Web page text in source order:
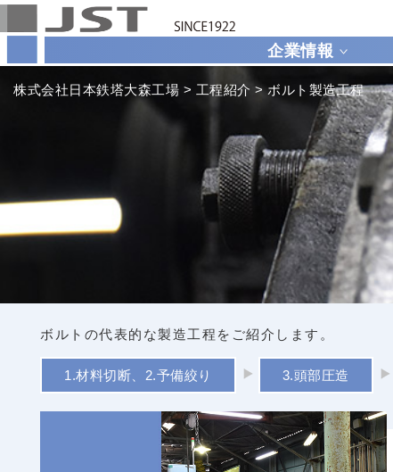
企業情報
株式会社日本鉄塔大森工場 > 工程紹介 >ボルト製造工程
ボルトの代表的な製造工程をご紹介します。
1.材料切断、2.予備絞り 3.頭部圧造